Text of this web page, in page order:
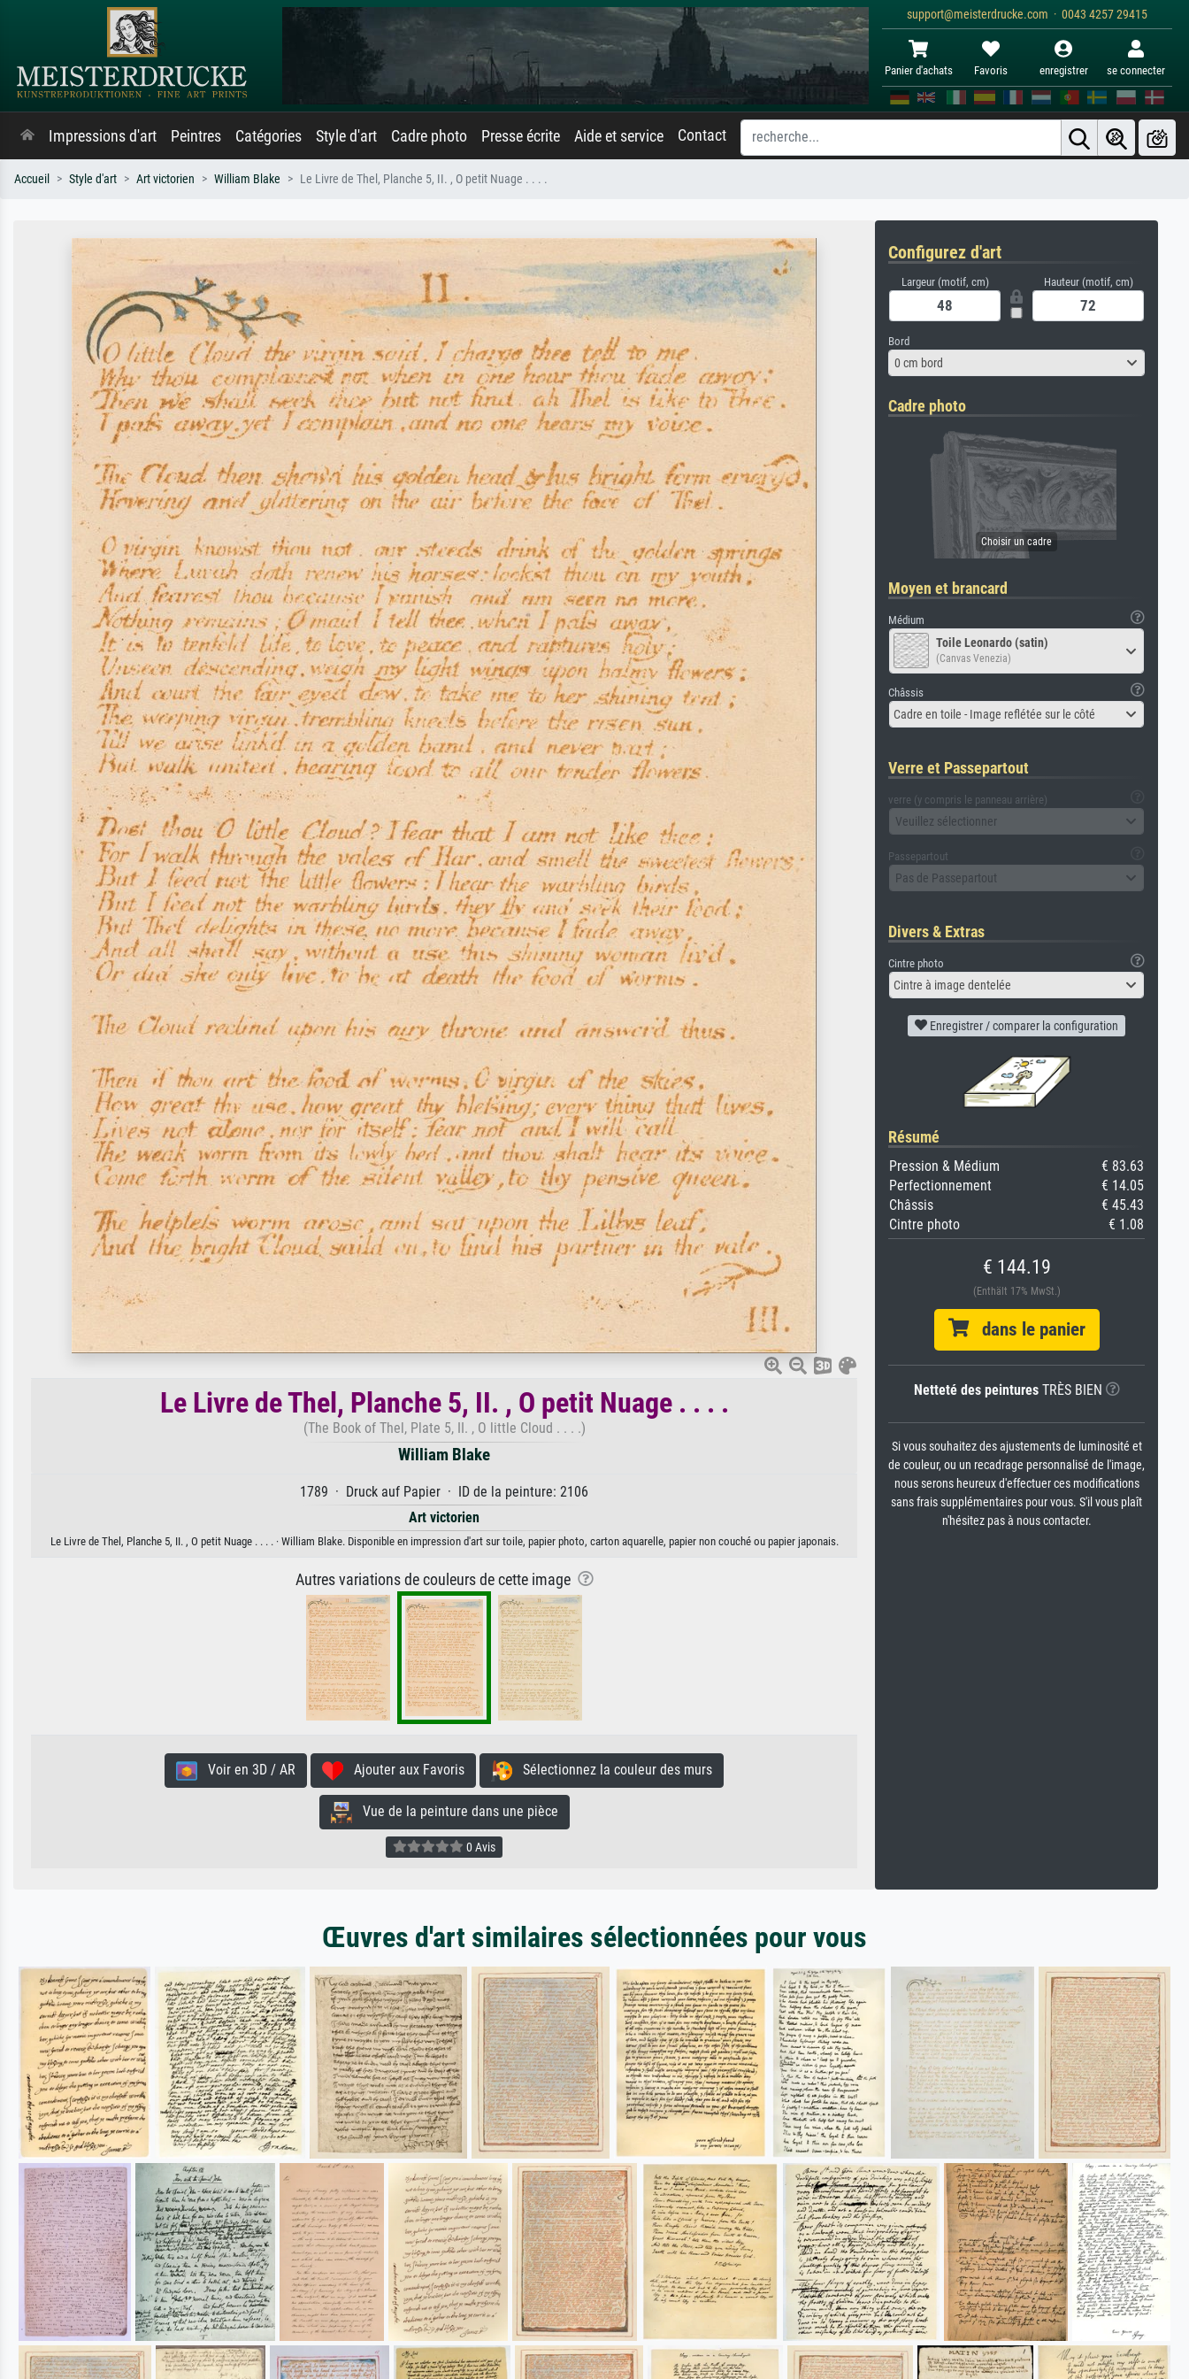
support@meisterdrucke.com · 0043 4257 29415
Panier d'achats Favoris enregistrer se connecter
Impressions d'art Peintres Catégories Style d'art Cadre photo Presse écrite Aide et service Contact
Accueil Style d'art Art victorien William Blake Le Livre de Thel, Planche 5, II. , O petit Nuage . . . .
Le Livre de Thel, Planche 5, II. , O petit Nuage . . . .
(The Book of Thel, Plate 5, II. , O little Cloud . . . .)
William Blake
1789 · Druck auf Papier · ID de la peinture: 2106
Art victorien
Le Livre de Thel, Planche 5, II. , O petit Nuage . . . . · William Blake. Disponible en impression d'art sur toile, papier photo, carton aquarelle, papier non couché ou papier japonais.
Autres variations de couleurs de cette image
Voir en 3D / AR Ajouter aux Favoris Sélectionnez la couleur des murs
Vue de la peinture dans une pièce
0 Avis
Configurez d'art
Largeur (motif, cm) Hauteur (motif, cm)
Bord
0 cm bord
Cadre photo
Moyen et brancard
Médium
Toile Leonardo (satin)
(Canvas Venezia)
Châssis
Cadre en toile - Image reflétée sur le côté
Verre et Passepartout
verre (y compris le panneau arrière)
Veuillez sélectionner
Passepartout
Pas de Passepartout
Divers & Extras
Cintre photo
Cintre à image dentelée
Enregistrer / comparer la configuration
Résumé
Pression & Médium
€ 83.63
Perfectionnement
€ 14.05
Châssis
€ 45.43
Cintre photo
€ 1.08
€ 144.19
(Enthält 17% MwSt.)
dans le panier
Netteté des peinturesTRÈS BIEN
Si vous souhaitez des ajustements de luminosité et
de couleur, ou un recadrage personnalisé de l'image,
nous serons heureux d'effectuer ces modifications
sans frais supplémentaires pour vous. S'il vous plaît
n'hésitez pas à nous contacter.
Œuvres d'art similaires sélectionnées pour vous